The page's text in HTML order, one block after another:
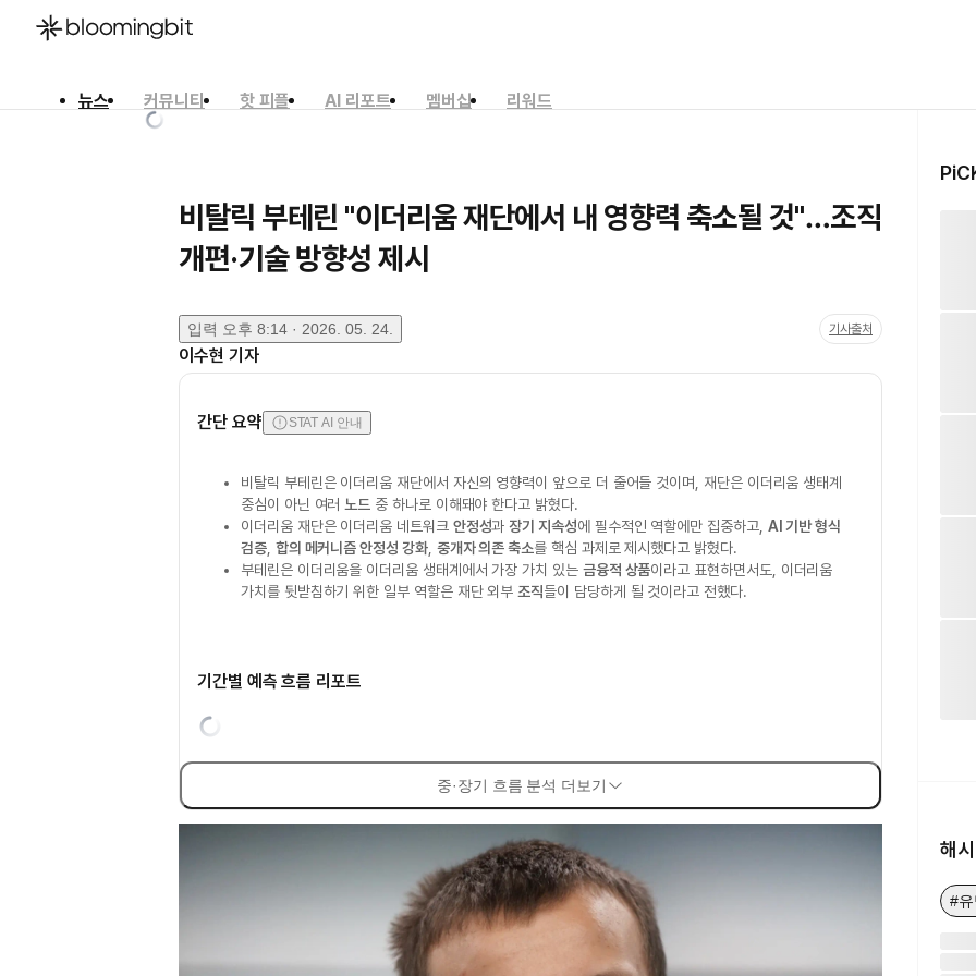
뉴스 커뮤니티 핫 피플 AI 리포트 멤버십
리워드
비탈릭 부테린 "이더리움 재단에서 내 영향력 축소될 것"…조직
개편·기술 방향성 제시
입력 오후 8:14 · 2026. 05. 24. 기사출처
이수현 기자
간단 요약 STAT AI 안내
비탈릭 부테린은 이더리움 재단에서 자신의 영향력이 앞으로 더 줄어들 것이며, 재단은 이더리움 생태계
중심이 아닌 여러 노드 중 하나로 이해돼야 한다고 밝혔다.
이더리움 재단은 이더리움 네트워크 안정성과장기 지속성에 필수적인 역할에만 집중하고, AI 기반 형식
검증, 합의 메커니즘 안정성 강화, 중개자 의존 축소를 핵심 과제로 제시했다고 밝혔다.
부테린은 이더리움을 이더리움 생태계에서 가장 가치 있는 금융적 상품이라고 표현하면서도, 이더리움
가치를 뒷받침하기 위한 일부 역할은 재단 외부 조직들이 담당하게 될 것이라고 전했다.
기간별 예측 흐름 리포트
중·장기 흐름 분석 더보기
해
#